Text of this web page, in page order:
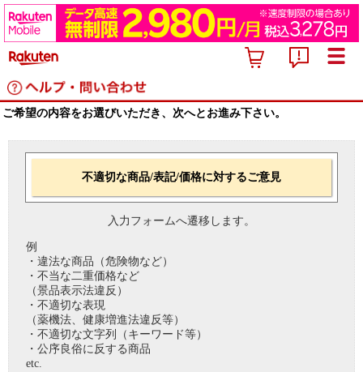
ご希望の内容をお選びいただき、次へとお進み下さい。
不適切な商品/表記/価格に対するご意見
入力フォームへ遷移します。
例
・違法な商品（危険物など）
・不当な二重価格など
（景品表示法違反）
・不適切な表現
（薬機法、健康増進法違反等）
・不適切な文字列（キーワード等）
・公序良俗に反する商品
etc.